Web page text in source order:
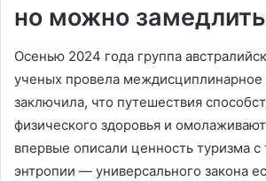
но можно
Осенью 2024 года группа
ученых провела междисциплинарное
заключила, что путешествия
физического здоровья и
впервые описали ценность туризма с
энтропии — универсального закона